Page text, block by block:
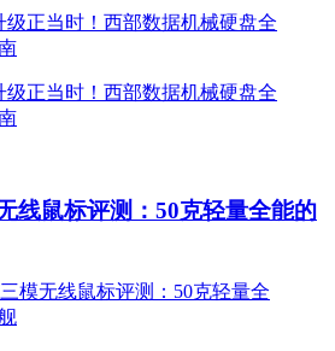
线鼠标评测：50克轻量全能的